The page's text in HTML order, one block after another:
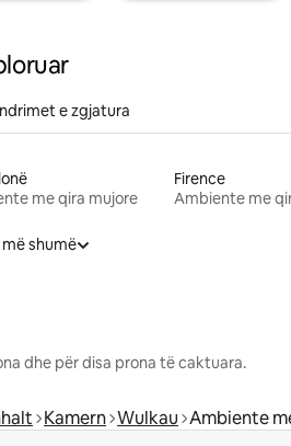
e zgjatura
me qira mujore
Firence
Ambiente me
shumë
dhe për disa prona të caktuara.
Kamern Wulkau Ambiente